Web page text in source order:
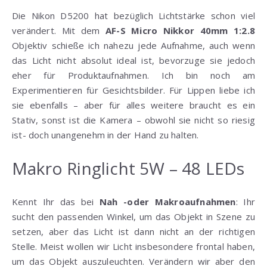
Die Nikon D5200 hat bezüglich Lichtstärke schon viel
verändert. Mit dem AF-S Micro Nikkor 40mm 1:2.8
Objektiv schieße ich nahezu jede Aufnahme, auch wenn
das Licht nicht absolut ideal ist, bevorzuge sie jedoch
eher für Produktaufnahmen. Ich bin noch am
Experimentieren für Gesichtsbilder. Für Lippen liebe ich
sie ebenfalls – aber für alles weitere braucht es ein
Stativ, sonst ist die Kamera – obwohl sie nicht so riesig
ist- doch unangenehm in der Hand zu halten.
Makro Ringlicht 5W – 48 LEDs
Kennt Ihr das bei Nah -oder Makroaufnahmen: Ihr
sucht den passenden Winkel, um das Objekt in Szene zu
setzen, aber das Licht ist dann nicht an der richtigen
Stelle. Meist wollen wir Licht insbesondere frontal haben,
um das Objekt auszuleuchten. Verändern wir aber den